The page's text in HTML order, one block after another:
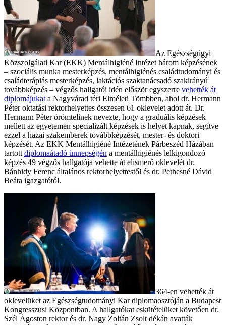
Az Egészségügyi
Közszolgálati Kar (EKK) Mentálhigiéné Intézet három képzésének
– szociális munka mesterképzés, mentálhigiénés családtudományi és
családterápiás mesterképzés, laktációs szaktanácsadó szakirányú
továbbképzés – végzős hallgatói idén először egyszerre vehették át
diplomájukat a Nagyvárad téri Elméleti Tömbben, ahol dr. Hermann
Péter oktatási rektorhelyettes összesen 61 oklevelet adott át. Dr.
Hermann Péter örömtelinek nevezte, hogy a graduális képzések
mellett az egyetemen specializált képzések is helyet kapnak, segítve
ezzel a hazai szakemberek továbbképzését, mester- és doktori
képzését. Az EKK Mentálhigiéné Intézetének Párbeszéd Házában
tartott diplomaátadó ünnepségén a mentálhigiénés lelkigondozó
képzés 49 végzős hallgatója vehette át elismerő oklevelét dr.
Bánhidy Ferenc általános rektorhelyettestől és dr. Pethesné Dávid
Beáta igazgatótól.
364-en vehették át
oklevelüket az Egészségtudományi Kar diplomaosztóján a Budapest
Kongresszusi Központban. A hallgatókat eskütételüket követően dr.
Szél Ágoston rektor és dr. Nagy Zoltán Zsolt dékán avatták